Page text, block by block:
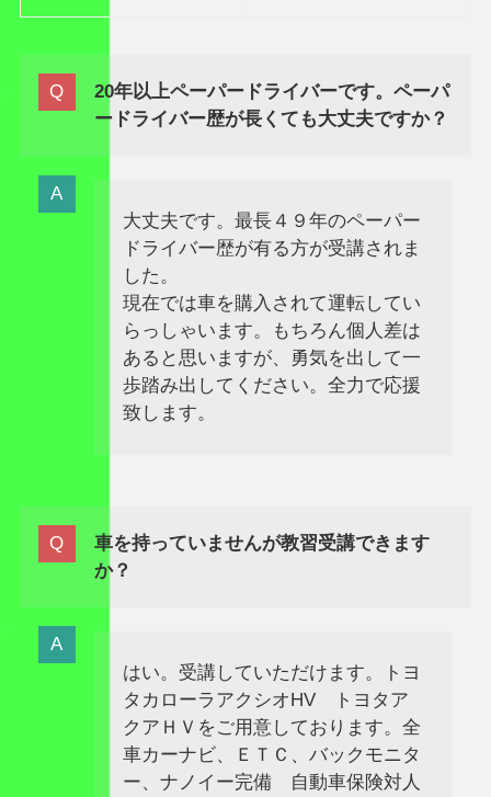
20年以上ペーパードライバーです。ペーパ
ードライバー歴が長くても大丈夫ですか？
大丈夫です。最長４９年のペーパー
ドライバー歴が有る方が受講されま
した。
現在では車を購入されて運転してい
らっしゃいます。もちろん個人差は
あると思いますが、勇気を出して一
歩踏み出してください。全力で応援
致します。
車を持っていませんが教習受講できます
か？
はい。受講していただけます。トヨ
タカローラアクシオHV トヨタア
クアＨＶをご用意しております。全
車カーナビ、ＥＴＣ、バックモニタ
ー、ナノイー完備 自動車保険対人